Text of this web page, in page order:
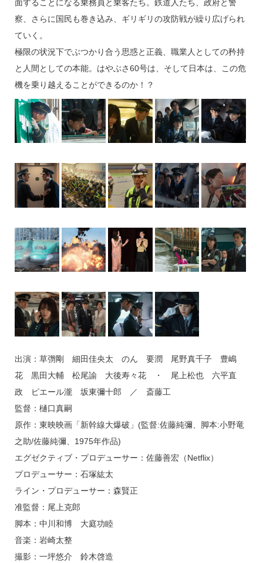
面することになる乗務員と乗客たち。鉄道人たち、政府と警
察、さらに国民も巻き込み、ギリギリの攻防戦が繰り広げられ
ていく。
極限の状況下でぶつかり合う思惑と正義、職業人としての矜持
と人間としての本能。はやぶさ60号は、そして日本は、この危
機を乗り越えることができるのか！？
出演：草彅剛 細田佳央太 のん 要潤 尾野真千子 豊嶋
花 黒田大輔 松尾諭 大後寿々花 ・ 尾上松也 六平直
政 ピエール瀧 坂東彌十郎 ／ 斎藤工
監督：樋口真嗣
原作：東映映画「新幹線大爆破」(監督:佐藤純彌、脚本:小野竜
之助/佐藤純彌、1975年作品)
エグゼクティブ・プロデューサー：佐藤善宏（Netflix）
プロデューサー：石塚紘太
ライン・プロデューサー：森賢正
准監督：尾上克郎
脚本：中川和博 大庭功睦
音楽：岩崎太整
撮影：一坪悠介 鈴木啓造